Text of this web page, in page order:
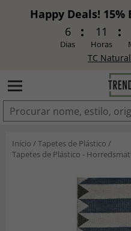
Happy Deals! 15%
6
Dias
11
Horas
TC
Início /Tapetes de Plástico /
Tapetes de Plástico -